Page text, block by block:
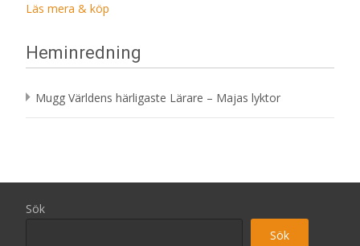
Läs mera & köp
Heminredning
Mugg Världens härligaste Lärare – Majas lyktor
Sök
Sök